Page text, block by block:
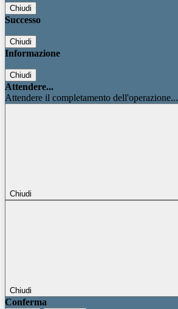
Chiudi
Successo
Chiudi
Informazione
Chiudi
Attendere...
Attendere il completamento dell'operazione...
Chiudi
Chiudi
Conferma